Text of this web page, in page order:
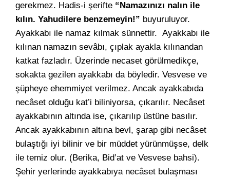
gerekmez. Hadis-i şerifte “Namazınızı nalın ile
kılın. Yahudilere benzemeyin!” buyuruluyor.
Ayakkabı ile namaz kılmak sünnettir. Ayakkabı ile
kılınan namazın sevâbı, çıplak ayakla kılınandan
katkat fazladır. Üzerinde necaset görülmedikçe,
sokakta gezilen ayakkabı da böyledir. Vesvese ve
şüpheye ehemmiyet verilmez. Ancak ayakkabıda
necâset olduğu kat’i biliniyorsa, çıkarılır. Necâset
ayakkabının altında ise, çıkarılıp üstüne basılır.
Ancak ayakkabının altına bevl, şarap gibi necâset
bulaştığı iyi bilinir ve bir müddet yürünmüşse, delk
ile temiz olur. (Berika, Bid’at ve Vesvese bahsi).
Şehir yerlerinde ayakkabıya necâset bulaşması